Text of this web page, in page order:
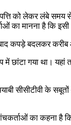
को लेकर लंबे समय
मानना है कि इसी
बाद कपड़े बदलकर
गया था। यहां
सीसीटीवी के
का कहना है